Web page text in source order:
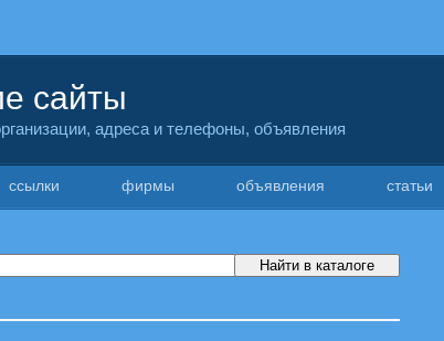
сайты
адреса и телефоны, объявления
ссылки фирмы объявления статьи